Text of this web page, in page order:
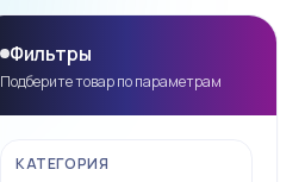
Фильтры
Подберите товар по параметрам
КАТЕГОРИЯ